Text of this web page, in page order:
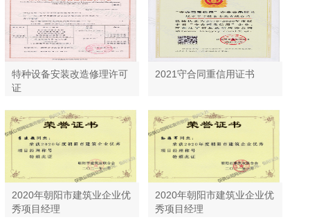
特种设备安装改造修理许可
证
2021守合同重信用证书
2020年朝阳市建筑业企业优
秀项目经理
2020年朝阳市建筑业企业优
秀项目经理